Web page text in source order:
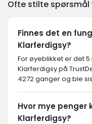
Ofte stilte spørsmål
Finnes det en
Klarferdigsy?
For øyeblikket er det
Klarferdigsy på
4272 ganger og ble
Hvor mye penger
Klarferdigsy?